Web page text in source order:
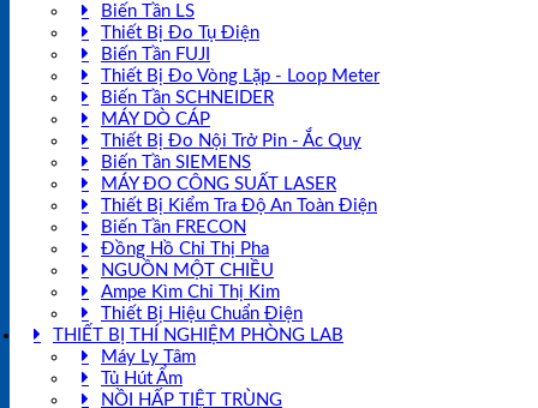
Biến Tần LS
Thiết Bị Đo Tụ Điện
Biến Tần FUJI
Thiết Bị Đo Vòng Lặp - Loop Meter
Biến Tần SCHNEIDER
MÁY DÒ CÁP
Thiết Bị Đo Nội Trở Pin - Ắc Quy
Biến Tần SIEMENS
MÁY ĐO CÔNG SUẤT LASER
Thiết Bị Kiểm Tra Độ An Toàn Điện
Biến Tần FRECON
Đồng Hồ Chỉ Thị Pha
NGUỒN MỘT CHIỀU
Ampe Kìm Chỉ Thị Kim
Thiết Bị Hiệu Chuẩn Điện
THIẾT BỊ THÍ NGHIỆM PHÒNG LAB
Máy Ly Tâm
Tủ Hút Ẩm
NỒI HẤP TIỆT TRÙNG